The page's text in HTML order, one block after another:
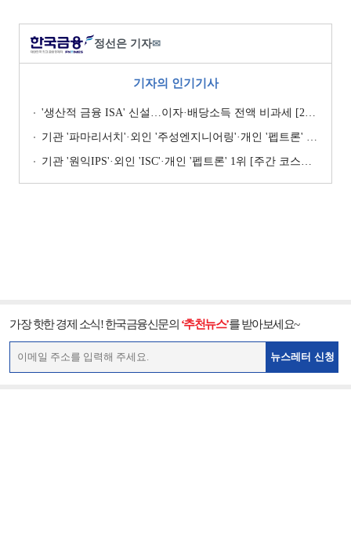
정선은 기자✉
기자의 인기기사
'생산적 금융 ISA' 신설…이자·배당소득 전액 비과세 [2026 세제개편안]
기관 '파마리서치'·외인 '주성엔지니어링'·개인 '펩트론' 1위 [주간 코스닥 순매수- 2026년 7월27일~7월31일]
기관 '원익IPS'·외인 'ISC'·개인 '펩트론' 1위 [주간 코스닥 순매수- 2026년 7월6일~7월10일]
가장 핫한 경제 소식! 한국금융신문의 ‘추천뉴스’를 받아보세요~
뉴스레터 신청